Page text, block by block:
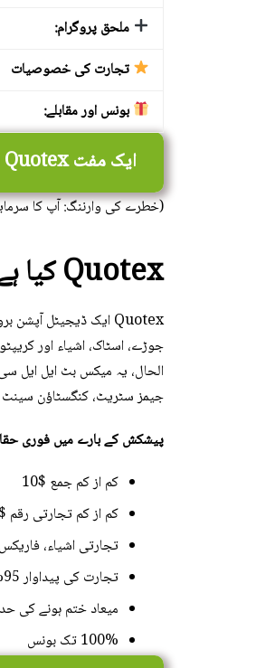
Italiano
Română
български
Svenska
Norsk Bokmål
Nederlands
Čeština
Slovenčina
Српски језик
Bosanski
Polski
Tagalog
ဗမာစာ
ملحق پروگرام:
تجارت کی خصوصیات
بونس اور مقابلے:
ایک مفت Quotex اکاؤنٹ کھولیں۔
(خطرے کی وارننگ: آپ کا
Quotex کیا ہے؟
الحال، یہ میکس بٹ ایل ایل
جیمز سٹریٹ، کنگسٹاؤن سینٹ
پیشکش کے بارے میں فوری
کم از کم جمع $10
کم از کم تجارتی رقم
تجارتی اشیاء،
تجارت کی پیداوار 95%+ تک ہے۔
میعاد ختم ہونے کی حد: 60 سیکنڈ سے 4
100% تک بونس